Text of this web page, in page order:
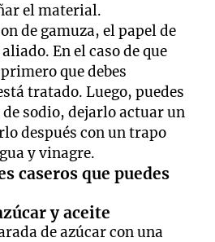
el material.
de gamuza, el papel de
En el caso de que
que debes
tratado. Luego, puedes
sodio, dejarlo actuar un
después con un trapo
y vinagre.
caseros que puedes
y aceite
de azúcar con una